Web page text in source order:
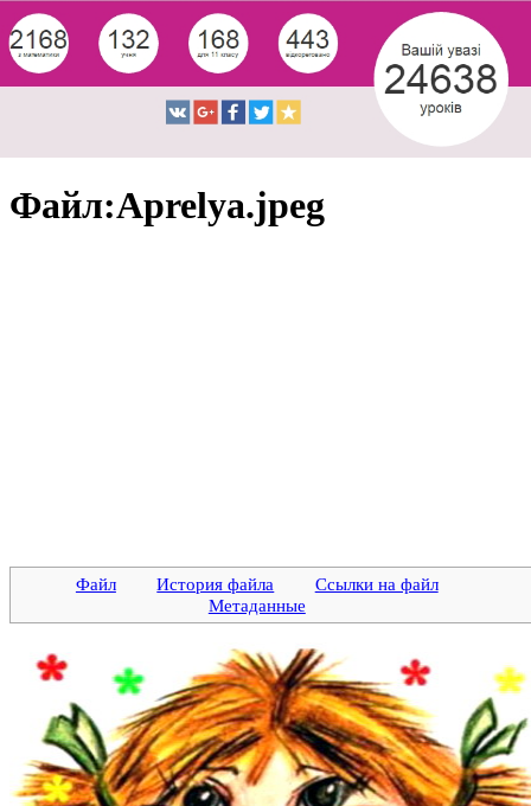
Файл:Aprelya.jpeg
Файл История файла
Ссылки на файл
Метаданные